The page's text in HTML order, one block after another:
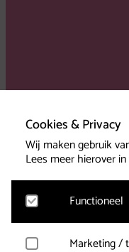
Cookies & Privacy
Wij maken gebruik
Lees meer hierover
Functioneel
NoodzakelijkMarketing /